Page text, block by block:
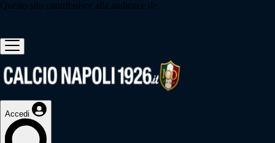
Questo sito contribuisce alla audience de
Accedi